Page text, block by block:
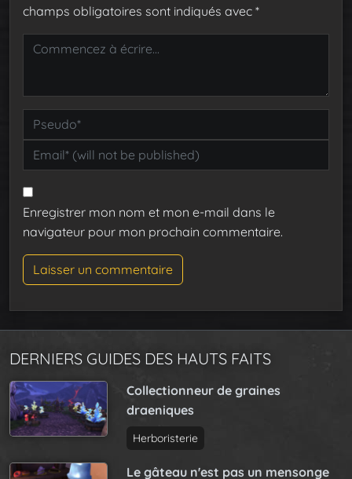
champs obligatoires sont indiqués avec *
Enregistrer mon nom et mon e-mail dans le
navigateur pour mon prochain commentaire.
DERNIERS GUIDES DES HAUTS FAITS
Collectionneur de graines
draeniques
Herboristerie
Le gâteau n'est pas un mensonge